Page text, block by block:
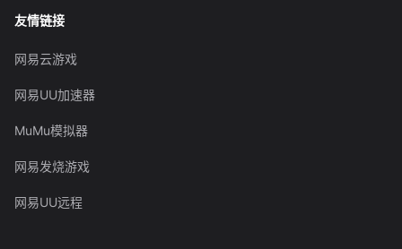
友情链接
网易云游戏
网易UU加速器
MuMu模拟器
网易发烧游戏
网易UU远程